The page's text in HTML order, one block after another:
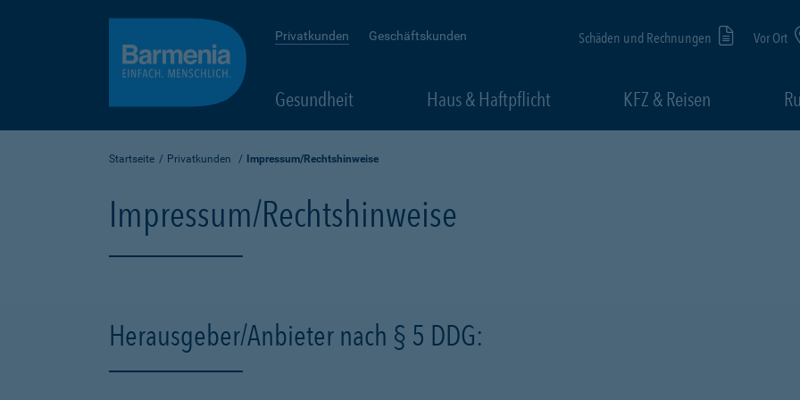
Privatkunden Geschäftskunden Schäden und Rechnungen Vor Ort
Gesundheit Haus & Haftpflicht KFZ & Reisen
Startseite Privatkunden Impressum/Rechtshinweise
Impressum/Rechtshinweise
Herausgeber/Anbieter nach § 5 DDG: